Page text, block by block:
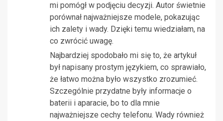
mi pomógł w podjęciu decyzji. Autor świetnie
porównał najważniejsze modele, pokazując
ich zalety i wady. Dzięki temu wiedziałam, na
co zwrócić uwagę.
Najbardziej spodobało mi się to, że artykuł
był napisany prostym językiem, co sprawiało,
że łatwo można było wszystko zrozumieć.
Szczególnie przydatne były informacje o
baterii i aparacie, bo to dla mnie
najważniejsze cechy telefonu. Wady również